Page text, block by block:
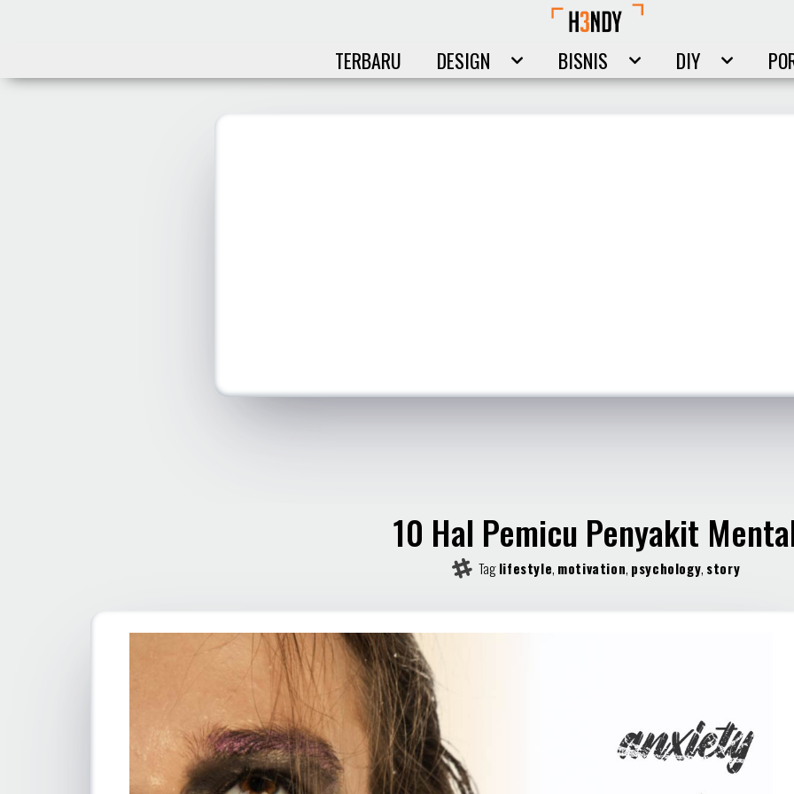
TERBARU DESIGN BISNIS DIY
10 Hal Pemicu Penyakit
Taglifestyle, motivation, psychology, story